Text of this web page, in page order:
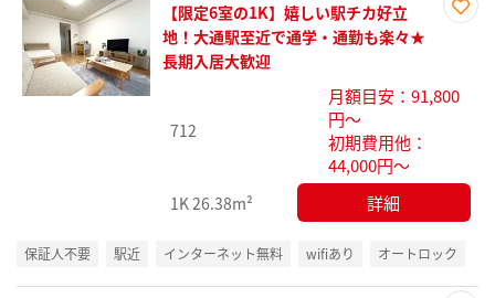
録
【限定6室の1K】嬉しい駅チカ好立
地！大通駅至近で通学・通勤も楽々★
長期入居大歓迎
712
月額目安：91,800
円～
初期費用他：
44,000円～
1K26.38m² 詳細
保証人不要 駅近 インターネット無料 wifiあり オートロック